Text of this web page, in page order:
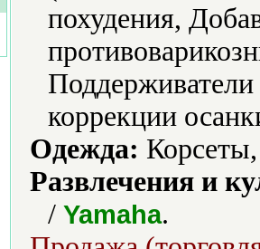
похудения,
Поддерживатели
коррекции
Одежда:
Развлечения и
/ Yamaha.